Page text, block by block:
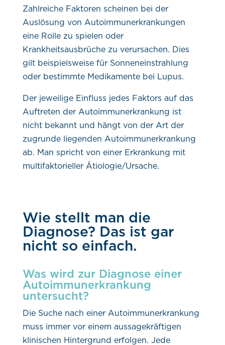
Zahlreiche Faktoren scheinen bei der
Auslösung von Autoimmunerkrankungen
eine Rolle zu spielen oder
Krankheitsausbrüche zu verursachen. Dies
gilt beispielsweise für Sonneneinstrahlung
oder bestimmte Medikamente bei Lupus.
Der jeweilige Einfluss jedes Faktors auf das
Auftreten der Autoimmunerkrankung ist
nicht bekannt und hängt von der Art der
zugrunde liegenden Autoimmunerkrankung
ab. Man spricht von einer Erkrankung mit
multifaktorieller Ätiologie/Ursache.
Wie stellt man die
Diagnose? Das ist gar
nicht so einfach.
Was wird zur Diagnose einer
Autoimmunerkrankung
untersucht?
Die Suche nach einer Autoimmunerkrankung
muss immer vor einem aussagekräftigen
klinischen Hintergrund erfolgen. Jede